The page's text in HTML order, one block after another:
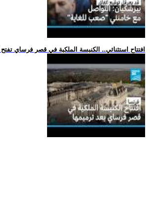
.. افتتاح استثنائي.. الكنيسة الملكية في قصر فرساي تفتح